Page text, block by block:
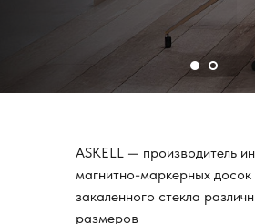
ASKELL — производитель
магнитно-маркерных досок
закаленного стекла
размеров